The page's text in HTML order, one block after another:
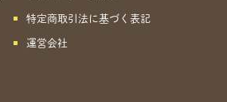
特定商取引法に基づく表記
運営会社